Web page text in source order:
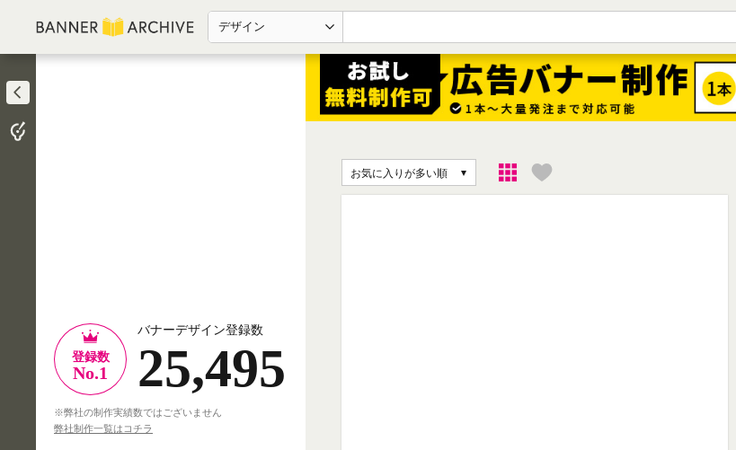
デザイン
登録数
No.1
バナーデザイン登録数
25,495
※弊社の制作実績数ではございません
弊社制作一覧はコチラ
お気に入りが多い順